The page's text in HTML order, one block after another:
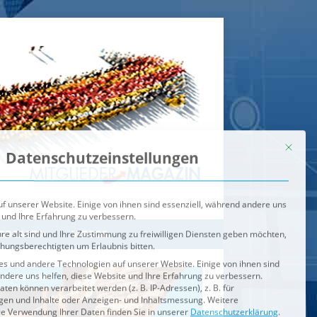
VIDEOS
IM BRENNPUNKT
unserer Website. Einige von ihnen sind essenziell, während andere uns
Ihre Erfahrung zu verbessern.
alt sind und Ihre Zustimmung zu freiwilligen Diensten geben möchten,
um Erlaubnis bitten.
uns helfen, diese Website und Ihre Erfahrung zu verbessern.
können verarbeitet werden (z. B. IP-Adressen), z. B. für
und Inhalte oder Anzeigen- und Inhaltsmessung.Weitere
jederzeit unterEinstellungenwiderrufen oder anpassen.
der Service-Gruppen, für die eine Einwilligung erteilt werden
Externe Medien
Speichern
Alle akzeptieren